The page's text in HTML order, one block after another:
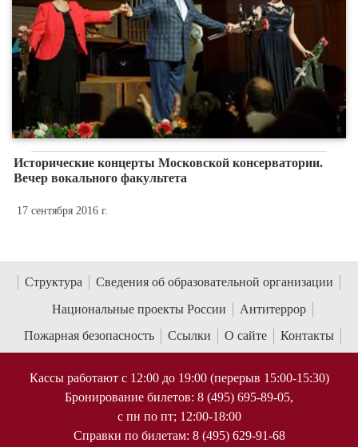
Исторические концерты Московской консерватории.
Вечер вокального факультета
17 сентября 2016 г.
Структура
Сведения об образовательной организации
Национальные проекты России
Антитеррор
Пожарная безопасность
Ссылки О сайте Контакты
Кассы работают с 12:00 до 19:00 (перерыв 15:00-15:30)
Бронирование билетов: 8 (495) 695-89-05,
с пн по пт; 12:00-18:00
Справки по билетам: 8 (495) 629-91-68